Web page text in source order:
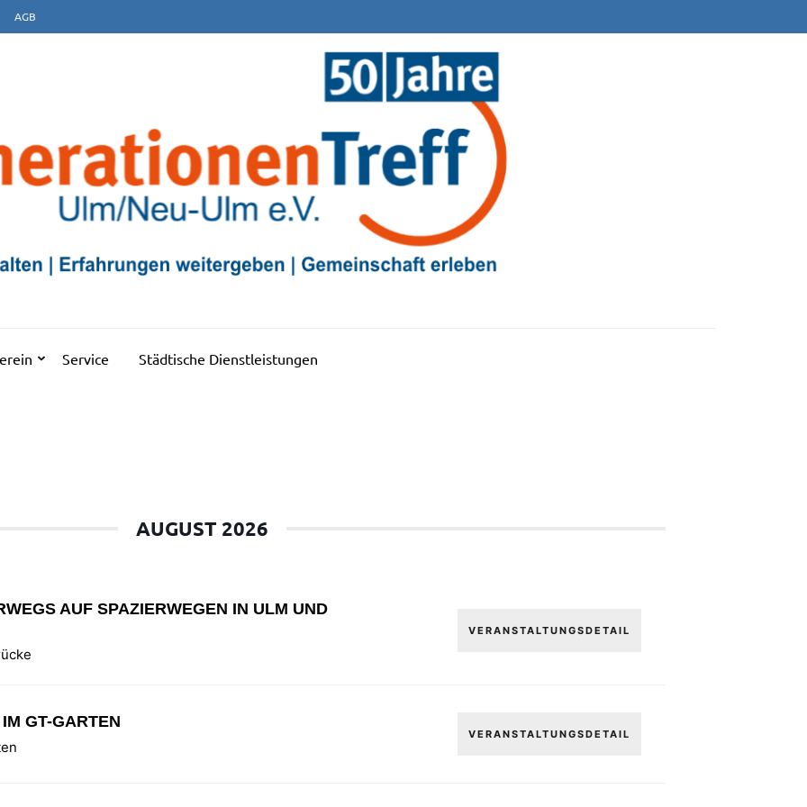
AGB
Service Städtische Dienstleistungen
AUGUST 2026
AUF SPAZIERWEGEN IN ULM UND
VERANSTALTUNGSDETAIL
GT-GARTEN
VERANSTALTUNGSDETAIL